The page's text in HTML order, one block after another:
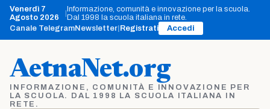
Vai
contenuto
Venerdì 7
Agosto 2026
Informazione, comunità e innovazione per la scuola.
Dal 1998 la scuola italiana in rete.
Canale TelegramNewsletter Registrati Accedi
AetnaNet.org
INFORMAZIONE, COMUNITÀ E INNOVAZIONE PER
LA SCUOLA. DAL 1998 LA SCUOLA ITALIANA IN
RETE.